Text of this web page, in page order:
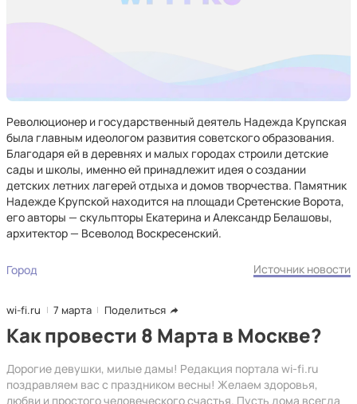
Революционер и государственный деятель Надежда Крупская
была главным идеологом развития советского образования.
Благодаря ей в деревнях и малых городах строили детские
сады и школы, именно ей принадлежит идея о создании
детских летних лагерей отдыха и домов творчества. Памятник
Надежде Крупской находится на площади Сретенские Ворота,
его авторы — скульпторы Екатерина и Александр Белашовы,
архитектор — Всеволод Воскресенский.
Город Источник новости
wi-fi.ru 7 марта Поделиться
Как провести 8 Марта в Москве?
Дорогие девушки, милые дамы! Редакция портала wi-fi.ru
поздравляем вас с праздником весны! Желаем здоровья,
любви и простого человеческого счастья. Пусть дома всегда